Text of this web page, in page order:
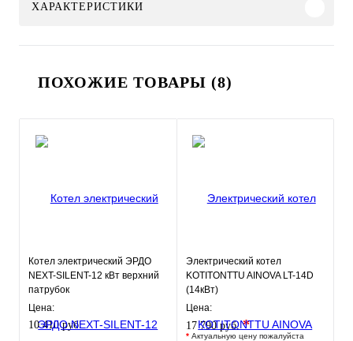
ХАРАКТЕРИСТИКИ
ПОХОЖИЕ ТОВАРЫ (8)
Котел электрический ЭРДО
NEXT-SILENT-12 кВт верхний
патрубок
Цена:
10 410 руб.
Электрический котел
KOTITONTTU AINOVA LT-14D
(14кВт)
Цена:
17 790 руб.*
* Актуальную цену пожалуйста